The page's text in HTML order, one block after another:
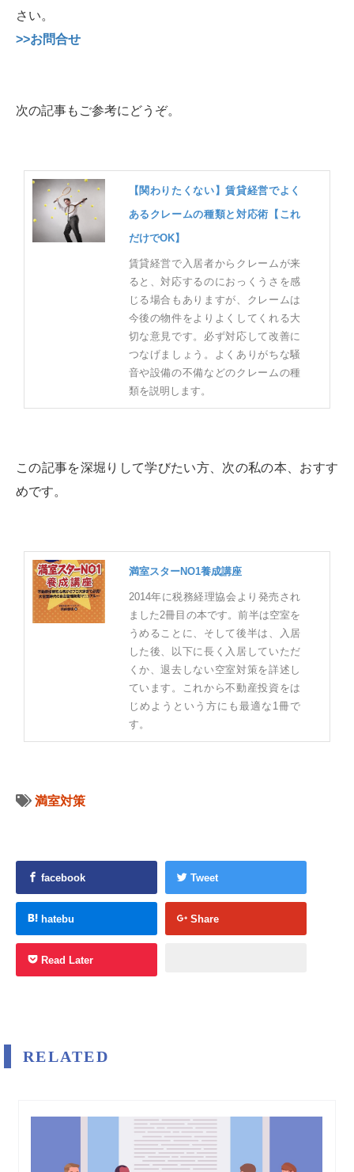
さい。
>>お問合せ
次の記事もご参考にどうぞ。
【関わりたくない】賃貸経営でよく
あるクレームの種類と対応術【これ
だけでOK】
賃貸経営で入居者からクレームが来
ると、対応するのにおっくうさを感
じる場合もありますが、クレームは
今後の物件をよりよくしてくれる大
切な意見です。必ず対応して改善に
つなげましょう。よくありがちな騒
音や設備の不備などのクレームの種
類を説明します。
この記事を深堀りして学びたい方、次の私の本、おすす
めです。
満室スターNO1養成講座
2014年に税務経理協会より発売され
ました2冊目の本です。前半は空室を
うめることに、そして後半は、入居
した後、以下に長く入居していただ
くか、退去しない空室対策を詳述し
ています。これから不動産投資をは
じめようという方にも最適な1冊で
す。
満室対策
facebook Tweet
hatebu Share
Read Later
RELATED